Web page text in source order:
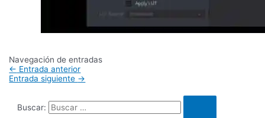
Navegación de entradas
← Entrada anterior
Entrada siguiente →
Buscar: